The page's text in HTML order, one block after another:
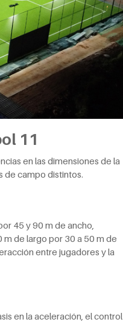
11
en las dimensiones de la
de campo distintos.
45 y 90 m de ancho,
m de largo por 30 a 50 m de
entre jugadores y la
en la aceleración, el control